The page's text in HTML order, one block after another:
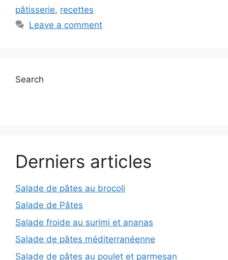
pâtisserie, recettes
Leave a comment
Search
Derniers articles
Salade de pâtes au brocoli
Salade de Pâtes
Salade froide au surimi et ananas
Salade de pâtes méditerranéenne
Salade de pâtes au poulet et parmesan